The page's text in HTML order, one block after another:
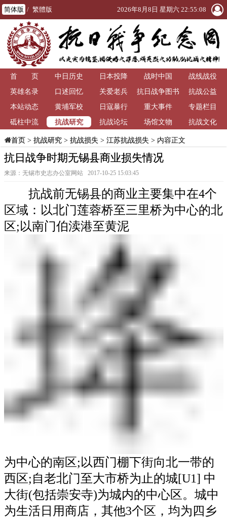
简体版 / 繁體版 2026年8月8日 星期六 22:55:08
首 页 中日历史 日本投降 战时中国
战线战役
英雄名录
口述回忆 关爱老兵
抗日战争图书
馆
抗战公益
本站动态
黄埔军校 日寇暴行 重大事件
专题栏目
砥柱中流
抗战研究 抗战论坛 场馆文物 抗战文化
首页> 抗战研究> 抗战损失 > 江苏抗战损失 > 内容正文
抗日战争时期无锡县商业损失情况
来源：无锡市史志办公室网站 2017-10-25 15:03:45
抗战前无锡县的商业主要集中在4个
区域：以北门莲蓉桥至三里桥为中心的北
区;以南门伯渎港至黄泥
为中心的南区;以西门棚下街向北一带的
西区;自老北门至大市桥为止的城[U1] 中
大街(包括崇安寺)为城内的中心区。城中
为生活日用商店，其他3个区，均为四乡